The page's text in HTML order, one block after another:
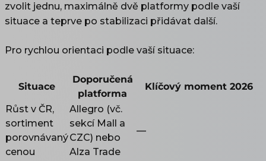
zvolit jednu, maximálně dvě platformy podle vaší
situace a teprve po stabilizaci přidávat další.
Pro rychlou orientaci podle vaší situace:
Situace
Doporučená
platforma
Klíčový moment 2026
Růst v ČR,
sortiment
porovnávaný
cenou
Allegro (vč.
sekcí Mall a
CZC) nebo
Alza Trade
—